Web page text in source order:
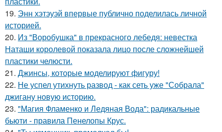
19. Энн хэтэуэй впервые публично поделилась личной
историей.
20. Из "Воробушка" в прекрасного лебедя: невестка
Наташи королевой показала лицо после сложнейшей
пластики челюсти.
21. Джинсы, которые моделируют фигуру!
22. Не успел утихнуть развод - как сеть уже "Собрала"
джигану новую историю.
23. "Магия Фламенко и Ледяная Вода": радикальные
бьюти - правила Пенелопы Крус.